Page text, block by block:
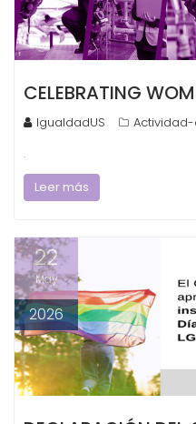
CELEBRATING
IgualdadUS
.
Leer más
22
May
2026